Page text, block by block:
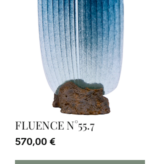
FLUENCE N°55.7
570,00 €